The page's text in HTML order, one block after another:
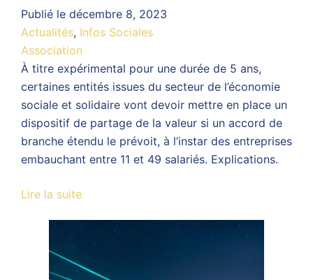
Publié le décembre 8, 2023
Actualités, Infos Sociales
Association
À titre expérimental pour une durée de 5 ans,
certaines entités issues du secteur de l’économie
sociale et solidaire vont devoir mettre en place un
dispositif de partage de la valeur si un accord de
branche étendu le prévoit, à l’instar des entreprises
embauchant entre 11 et 49 salariés. Explications.
Lire la suite